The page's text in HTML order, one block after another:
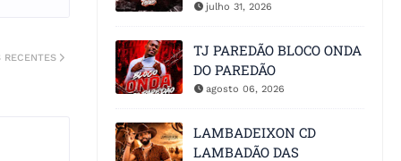
RECENTES
julho 31, 2026
TJ PAREDÃO BLOCO ONDA
DO PAREDÃO
agosto 06, 2026
LAMBADEIXON CD
LAMBADÃO DAS